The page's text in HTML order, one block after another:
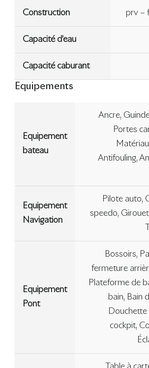
Construction prv –
Capacité d’eau
Capacité caburant
Equipements
Equipement
bateau
Ancre,
Portes
Antifouling,
Equipement
Navigation
Pilote auto,
speedo,
Equipement
Pont
Bossoirs,
fermeture
Plateforme de
bain, Bain
Douchette
cockpit,